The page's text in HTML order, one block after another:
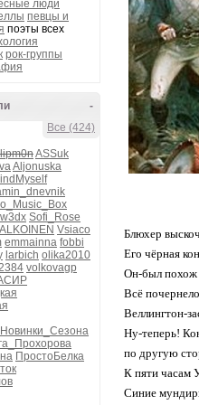
люди
певцы и
поэты всех
рок-группы
-
Все (424)
ASSuk
Aljonuska
Sofi_Rose
Vsiaco
emmainna fobbi
larbich olika2010
volkovagp
Новинки_Сезона
ПростоБелка
Блюхер
Его чёрная
Он-был похож
Всё
Веллингтон-
Ну-теперь!
по другую
К пяти часам
Синие